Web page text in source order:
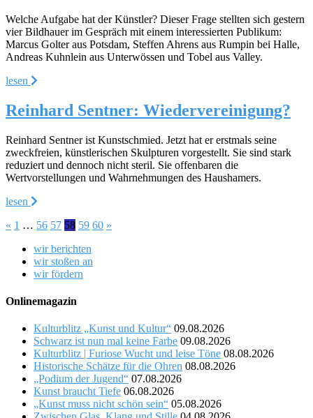
Welche Aufgabe hat der Künstler? Dieser Frage stellten sich gestern
vier Bildhauer im Gespräch mit einem interessierten Publikum:
Marcus Golter aus Potsdam, Steffen Ahrens aus Rumpin bei Halle,
Andreas Kuhnlein aus Unterwössen und Tobel aus Valley.
lesen
Reinhard Sentner: Wiedervereinigung?
Reinhard Sentner ist Kunstschmied. Jetzt hat er erstmals seine
zweckfreien, künstlerischen Skulpturen vorgestellt. Sie sind stark
reduziert und dennoch nicht steril. Sie offenbaren die
Wertvorstellungen und Wahrnehmungen des Haushamers.
lesen
« 1 … 56 57 58 59 60 »
wir berichten
wir stoßen an
wir fördern
Onlinemagazin
Kulturblitz „Kunst und Kultur“ 09.08.2026
Schwarz ist nun mal keine Farbe 09.08.2026
Kulturblitz | Furiose Wucht und leise Töne 08.08.2026
Historische Schätze für die Ohren 08.08.2026
„Podium der Jugend“ 07.08.2026
Kunst braucht Tiefe 06.08.2026
„Kunst muss nicht schön sein“ 05.08.2026